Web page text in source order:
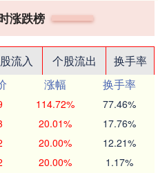
涨跌榜
流入 个股流出
换手率
涨幅
换手率
114.72% 77.46%
20.01% 17.76%
20.00% 12.21%
20.00% 1.17%